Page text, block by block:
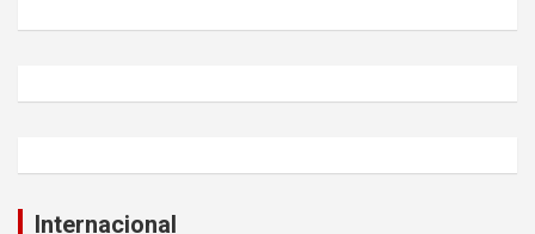
Internacional